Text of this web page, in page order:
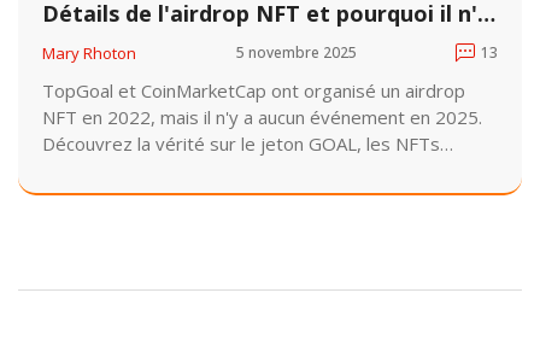
Détails de l'airdrop NFT et pourquoi il n'y
a pas de 3e événement en 2025
Mary Rhoton 5 novembre 2025 13
TopGoal et CoinMarketCap ont organisé un airdrop
NFT en 2022, mais il n'y a aucun événement en 2025.
Découvrez la vérité sur le jeton GOAL, les NFTs
ce nom.